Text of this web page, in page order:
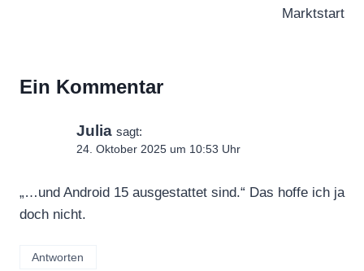
Marktstart
Ein Kommentar
Julia sagt:
24. Oktober 2025 um 10:53 Uhr
„…und Android 15 ausgestattet sind.“ Das hoffe ich ja
doch nicht.
Antworten